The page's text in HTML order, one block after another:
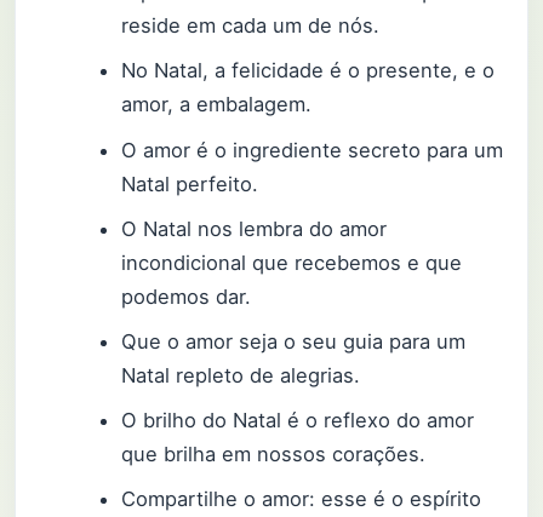
reside em cada um de nós.
No Natal, a felicidade é o presente, e o
amor, a embalagem.
O amor é o ingrediente secreto para um
Natal perfeito.
O Natal nos lembra do amor
incondicional que recebemos e que
podemos dar.
Que o amor seja o seu guia para um
Natal repleto de alegrias.
O brilho do Natal é o reflexo do amor
que brilha em nossos corações.
Compartilhe o amor: esse é o espírito